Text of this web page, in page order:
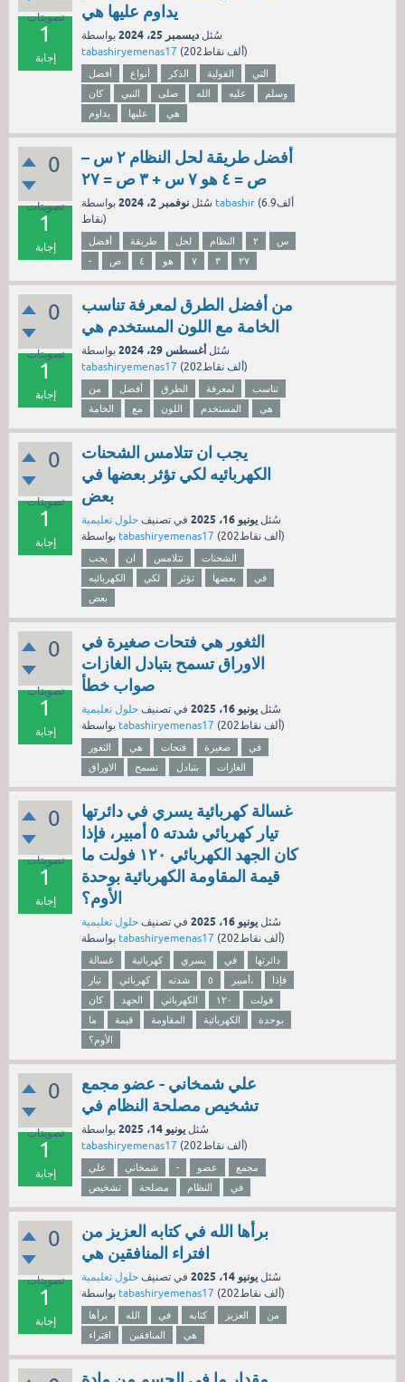
تصويتات
1
إجابة
يداوم عليها هي
سُئل ديسمبر 25، 2024
بواسطة
tabashiryemenas17 ( 202ألفنقاط)
أفضل أنواع الذكر القولية
التي
كان
النبي صلى الله عليه
وسلم
يداوم
عليها هي
0
تصويتات
1
إجابة
أفضل طريقة لحل النظام ٢ س –
ص = ٤ هو ٧ س + ٣ ص = ٢٧
سُئل نوفمبر 2، 2024 tabashir (
6.9ألف
نقاط)
أفضل طريقة لحل النظام ٢
س
-
ص ٤ هو ٧ ٣ ٢٧
0
تصويتات
1
إجابة
من أفضل الطرق لمعرفة تناسب
الخامة مع اللون المستخدم هي
سُئل أغسطس 29، 2024
بواسطة
tabashiryemenas17 ( 202ألفنقاط)
من أفضل الطرق لمعرفة
تناسب
الخامة
مع اللون المستخدم هي
0
تصويتات
1
إجابة
يجب ان تتلامس الشحنات
الكهربائيه لكي تؤثر بعضها في
بعض
سُئل يونيو 16، 2025 في تصنيف حلول تعليمية
tabashiryemenas17 ( 202ألفنقاط)
يجب ان تتلامس
الشحنات
الكهربائيه
لكي تؤثر بعضها
في
بعض
0
تصويتات
1
إجابة
الثغور هي فتحات صغيرة في
الاوراق تسمح بتبادل الغازات
صواب خطأ
سُئل يونيو 16، 2025 في تصنيف حلول تعليمية
tabashiryemenas17 ( 202ألفنقاط)
الثغور هي فتحات صغيرة
في
الاوراق
تسمح بتبادل الغازات
0
تصويتات
1
إجابة
غسالة كهربائية يسري في دائرتها
تيار كهربائي شدته ٥ أمبير، فإذا
كان الجهد الكهربائي ۱۲۰ فولت ما
قيمة المقاومة الكهربائية بوحدة
الأوم؟
سُئل يونيو 16، 2025 في تصنيف حلول تعليمية
tabashiryemenas17 ( 202ألفنقاط)
غسالة كهربائية يسري في
دائرتها
تيار
كهربائي شدته ٥ أمبير،
فإذا
كان
الجهد الكهربائي ۱۲۰
فولت
ما
قيمة المقاومة الكهربائية
بوحدة
الأوم؟
0
تصويتات
1
إجابة
علي شمخاني - عضو مجمع
تشخيص مصلحة النظام في
سُئل يونيو 14، 2025
بواسطة
tabashiryemenas17 ( 202ألفنقاط)
علي شمخاني - عضو
مجمع
تشخيص
مصلحة النظام في
0
تصويتات
1
إجابة
برأها الله في كتابه العزيز من
افتراء المنافقين هي
سُئل يونيو 14، 2025 في تصنيف حلول تعليمية
tabashiryemenas17 ( 202ألفنقاط)
برأها الله في كتابه العزيز
من
افتراء
المنافقين هي